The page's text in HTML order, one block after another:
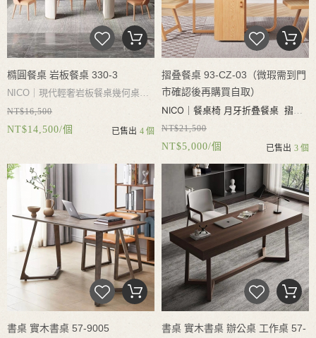
橢圓餐桌 岩板餐桌 330-3
NICO｜現代輕奢岩板餐桌幾何桌腳
進口岩板耐磨耐熱耐刮 不滲透 易
清潔家用餐桌
NT$16,500
NT$14,500/個 已售出 4 個
摺叠餐桌 93-CZ-03（微瑕需到門
市確認後再購買自取）
NICO｜ 餐桌椅 月牙折叠餐桌 摺叠
餐桌椅 實木餐桌 伸縮 吃飯桌椅 實
木白蠟木 可收納4張餐椅 儲物抽屜
可容納6-8人用餐（微瑕需到門市確
認後再購買）
NT$21,500
NT$5,000/個 已售出 3 個
書桌 實木書桌 57-9005
書桌 實木書桌 辦公桌 工作桌 57-